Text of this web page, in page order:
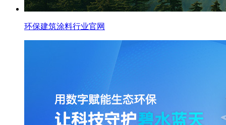
环保建筑涂料行业官网